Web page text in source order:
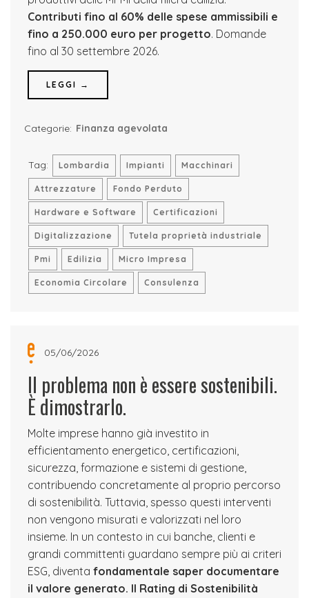
Contributi fino al 60% delle spese ammissibili e
fino a 250.000 euro per progetto. Domande
fino al 30 settembre 2026.
LEGGI →
Categorie: Finanza agevolata
Tag: Lombardia Impianti Macchinari
Attrezzature Fondo Perduto
Hardware e Software Certificazioni
Digitalizzazione Tutela proprietà industriale
Pmi Edilizia Micro Impresa
Economia Circolare Consulenza
05/06/2026
Il problema non è essere sostenibili.
È dimostrarlo.
Molte imprese hanno già investito in
efficientamento energetico, certificazioni,
sicurezza, formazione e sistemi di gestione,
contribuendo concretamente al proprio percorso
di sostenibilità. Tuttavia, spesso questi interventi
non vengono misurati e valorizzati nel loro
insieme. In un contesto in cui banche, clienti e
grandi committenti guardano sempre più ai criteri
ESG, diventa fondamentale saper documentare
il valore generato. Il Rating di Sostenibilità